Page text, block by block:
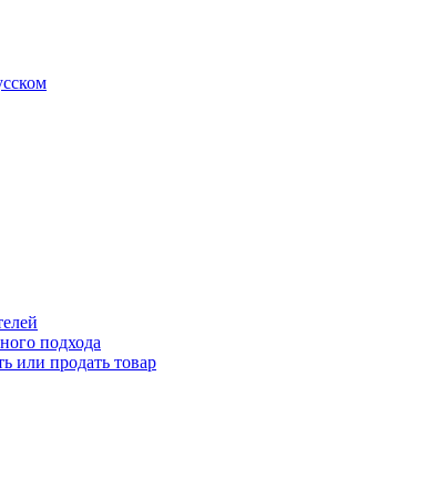
подхода
или продать товар